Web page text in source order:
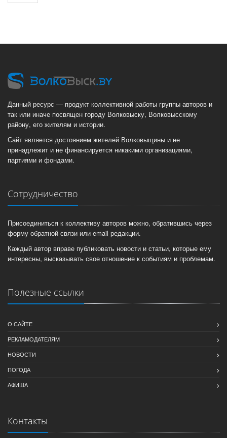
Данный ресурс — продукт коллективной работы группы авторов и
так или иначе посвящен городу Волковыску, Волковысскому
району, его жителям и истории.
Сайт является достоянием жителей Волковыщины и не
принадлежит и не финансируется никакими организациями,
партиями и фондами.
Сотрудничество
Присоединиться к коллективу авторов можно, обратившись через
форму обратной связи или email редакции.
Каждый автор вправе публиковать новости и статьи, которые ему
интересны, высказывать свое отношение к событиям и проблемам.
Полезные ссылки
О САЙТЕ
РЕКЛАМОДАТЕЛЯМ
НОВОСТИ
ПОГОДА
АФИША
Контакты